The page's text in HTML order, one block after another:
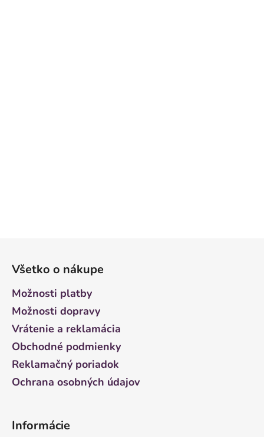
Všetko o nákupe
Možnosti platby
Možnosti dopravy
Vrátenie a reklamácia
Obchodné podmienky
Reklamačný poriadok
Ochrana osobných údajov
Informácie